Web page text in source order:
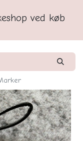
ved køb